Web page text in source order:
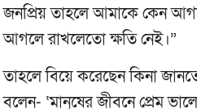
জনপ্রিয় তাহলে আমাকে কেন
আগলে রাখলেতো ক্ষতি নেই।”
তাহলে বিয়ে করেছেন কিনা
বলেন- ‘মানুষের জীবনে প্রেম